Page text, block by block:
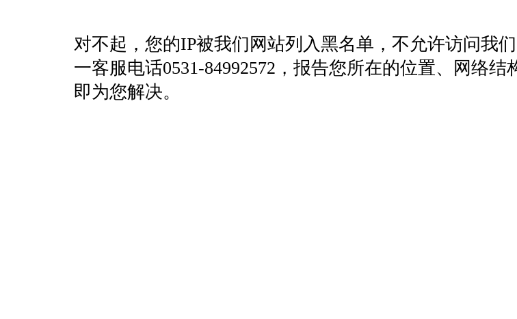
对不起，您的IP被我们网站列入黑名单，不允许访问我
一客服电话0531-84992572，报告您所在的位置、网络
即为您解决。